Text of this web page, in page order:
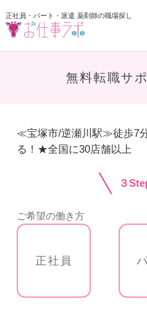
正社員・パート・派遣 薬剤師の職場探し
無料転職サ
≪宝塚市/逆瀬川駅≫徒歩7
る！★全国に30店舗以上
３
ご希望の働き方
正社員